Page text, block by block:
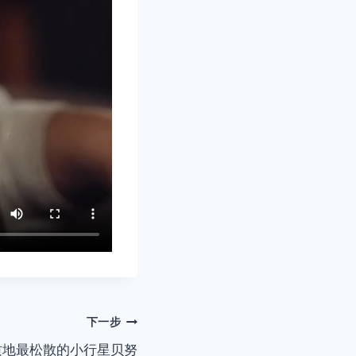
下一步
最松散的小行星贝努